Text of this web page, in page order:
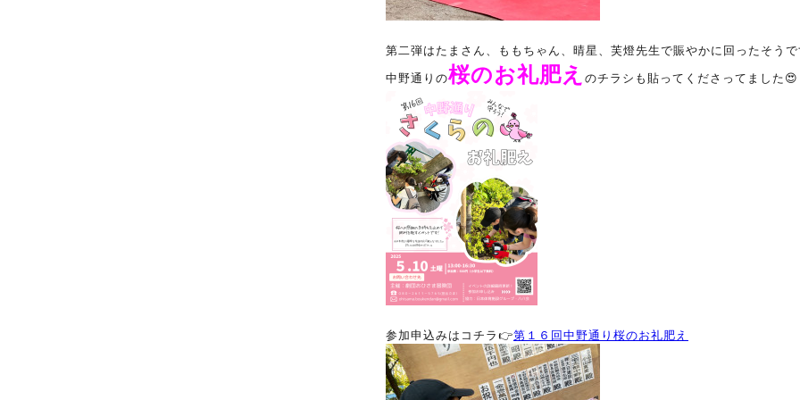
第二弾はたまさん、ももちゃん、晴星、芙燈先生で賑やかに回ったそう
中野通りの桜のお礼肥え のチラシも貼ってくださってました😍
参加申込みはコチラ👉第１６回中野通り桜のお礼肥え